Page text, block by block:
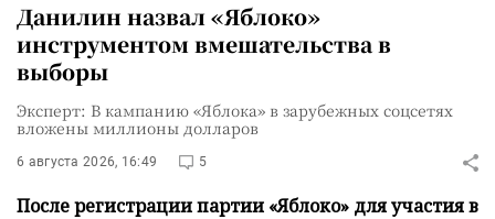
Данилин назвал «Яблоко»
инструментом вмешательства в
выборы
Эксперт: В кампанию «Яблока» в зарубежных соцсетях
вложены миллионы долларов
6 августа 2026, 16:49 5
После регистрации партии «Яблоко» для участия в